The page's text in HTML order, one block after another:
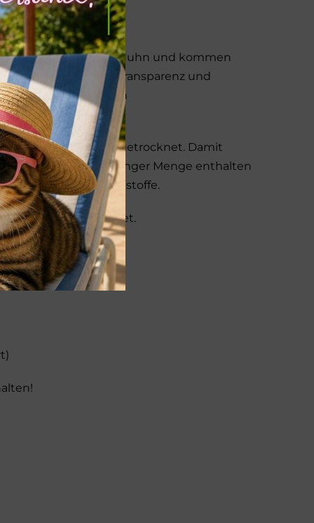
Muskelfleisch vom Huhn und kommen
Rezeptur schafft Transparenz und
oder bekannten
schonend, langsam getrocknet. Damit
Meersalz ist in geringer Menge enthalten
wichtige Mineralstoffe.
wir bewusst verzichtet.